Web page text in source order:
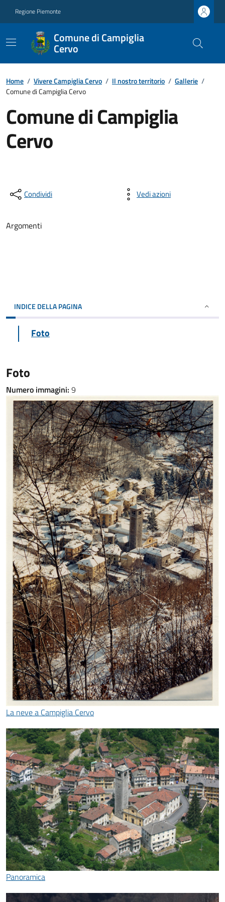
Regione Piemonte
Comune di Campiglia
Cervo
Home / Vivere Campiglia Cervo / Il nostro territorio / Gallerie /
Comune di Campiglia Cervo
Comune di Campiglia
Cervo
Condividi Vedi azioni
Argomenti
INDICE DELLA PAGINA
Foto
Foto
Numero immagini: 9
La neve a Campiglia Cervo
Panoramica